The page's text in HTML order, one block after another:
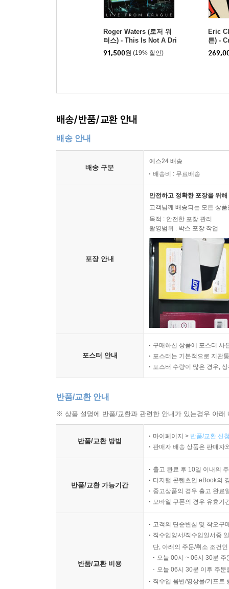
Roger Waters (로저 워
터스) - This Is Not A Dri
ll (Live From Prague)
[4LP]
91,500원 (19% 할인)
Eric
튼) -
배송/반품/교환 안내
배송 안내
배송 구분
예스24 배송
배송비 : 무료배송
포장 안내
안전하고 정확한 포장을 위
고객님께 배송되는 모든 상
목적 : 안전한 포장 관리
촬영범위 : 박스 포장 작업
포스터 안내
구매하신 상품에 포스터 사
포스터는 기본적으로 지관
포스터 수량이 많은 경우,
반품/교환 안내
※ 상품 설명에 반품/교환과 관련한 안내가 있는경우 아
반품/교환 방법
마이페이지 > 반품/교환 신
판매자 배송 상품은 판매자
반품/교환 가능기간
출고 완료 후 10일 이내의
디지털 콘텐츠인 eBook의
중고상품의 경우 출고 완료
모바일 쿠폰의 경우 유효기
반품/교환 비용
고객의 단순변심 및 착오구
직수입양서/직수입일서중
단, 아래의 주문/취소 조건
오늘 00시 ~ 06시 30분
오늘 06시 30분 이후 주
직수입 음반/영상물/기프트